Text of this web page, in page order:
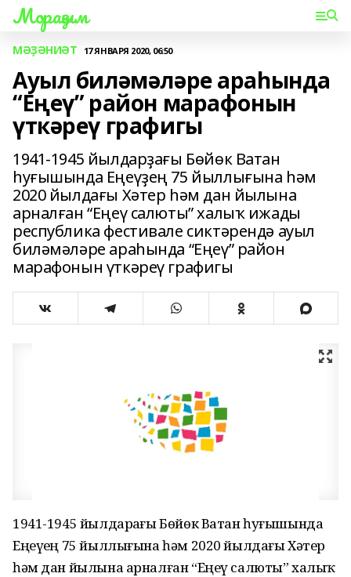
Мораҙым
МӘҘӘНИӘТ 17 ЯНВАРЯ 2020, 06:50
Ауыл биләмәләре араһында
“Еңеү” район марафонын
үткәреү графигы
1941-1945 йылдарҙағы Бөйөк Ватан
һуғышында Еңеүҙең 75 йыллығына һәм
2020 йылдағы Хәтер һәм дан йылына
арналған “Еңеү салюты” халыҡ ижады
республика фестивале сиктәрендә ауыл
биләмәләре араһында “Еңеү” район
марафонын үткәреү графигы
1941-1945 йылдарҙағы Бөйөк Ватан һуғышында
Еңеүҙең 75 йыллығына һәм 2020 йылдағы Хәтер
һәм дан йылына арналған “Еңеү салюты” халыҡ